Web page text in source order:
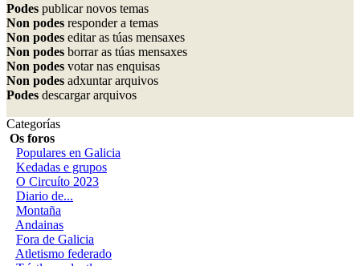
Podes publicar novos temas
Non podes responder a temas
Non podes editar as túas mensaxes
Non podes borrar as túas mensaxes
Non podes votar nas enquisas
Non podes adxuntar arquivos
Podes descargar arquivos
Categorías
Os foros
Populares en Galicia
Kedadas e grupos
O Circuíto 2023
Diario de...
Montaña
Andainas
Fora de Galicia
Atletismo federado